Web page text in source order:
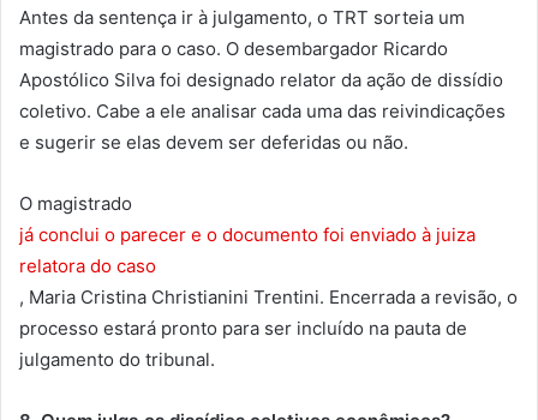
Antes da sentença ir à julgamento, o TRT sorteia um
magistrado para o caso. O desembargador Ricardo
Apostólico Silva foi designado relator da ação de dissídio
coletivo. Cabe a ele analisar cada uma das reivindicações
e sugerir se elas devem ser deferidas ou não.
O magistrado
já conclui o parecer e o documento foi enviado à juiza
relatora do caso
, Maria Cristina Christianini Trentini. Encerrada a revisão, o
processo estará pronto para ser incluído na pauta de
julgamento do tribunal.